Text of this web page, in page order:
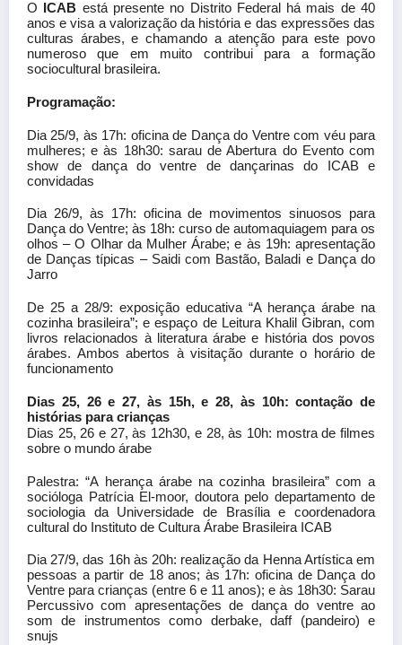
O ICAB está presente no Distrito Federal há mais de 40
anos e visa a valorização da história e das expressões das
culturas árabes, e chamando a atenção para este povo
numeroso que em muito contribui para a formação
sociocultural brasileira.
Programação:
Dia 25/9, às 17h: oficina de Dança do Ventre com véu para
mulheres; e às 18h30: sarau de Abertura do Evento com
show de dança do ventre de dançarinas do ICAB e
convidadas
Dia 26/9, às 17h: oficina de movimentos sinuosos para
Dança do Ventre; às 18h: curso de automaquiagem para os
olhos – O Olhar da Mulher Árabe; e às 19h: apresentação
de Danças típicas – Saidi com Bastão, Baladi e Dança do
Jarro
De 25 a 28/9: exposição educativa “A herança árabe na
cozinha brasileira”; e espaço de Leitura Khalil Gibran, com
livros relacionados à literatura árabe e história dos povos
árabes. Ambos abertos à visitação durante o horário de
funcionamento
Dias 25, 26 e 27, às 15h, e 28, às 10h: contação de
histórias para crianças
Dias 25, 26 e 27, às 12h30, e 28, às 10h: mostra de filmes
sobre o mundo árabe
Palestra: “A herança árabe na cozinha brasileira” com a
socióloga Patrícia El-moor, doutora pelo departamento de
sociologia da Universidade de Brasília e coordenadora
cultural do Instituto de Cultura Árabe Brasileira ICAB
Dia 27/9, das 16h às 20h: realização da Henna Artística em
pessoas a partir de 18 anos; às 17h: oficina de Dança do
Ventre para crianças (entre 6 e 11 anos); e às 18h30: Sarau
Percussivo com apresentações de dança do ventre ao
som de instrumentos como derbake, daff (pandeiro) e
snujs